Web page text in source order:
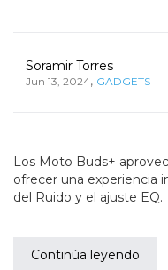
Soramir Torres
Jun 13, 2024, GADGETS
Los Moto Buds+
ofrecer una experiencia
del Ruido y el ajuste EQ.
Continúa leyendo